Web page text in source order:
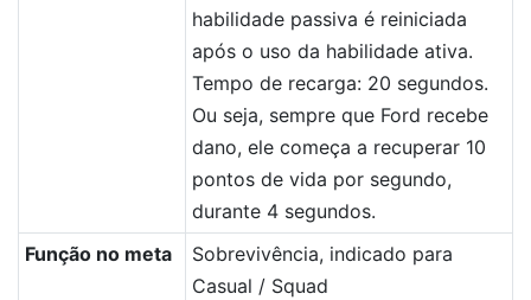
habilidade passiva é reiniciada
após o uso da habilidade ativa.
Tempo de recarga: 20 segundos.
Ou seja, sempre que Ford recebe
dano, ele começa a recuperar 10
pontos de vida por segundo,
durante 4 segundos.
Função no meta
Sobrevivência, indicado para
Casual / Squad